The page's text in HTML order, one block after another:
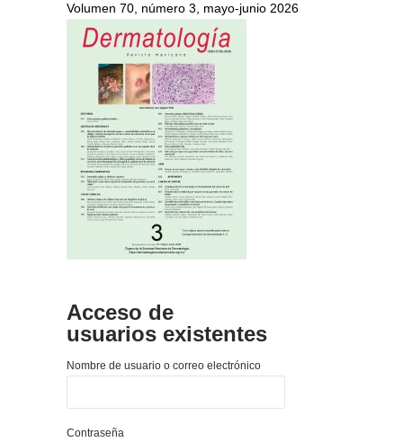
Volumen 70, número 3, mayo-junio 2026
Acceso de
usuarios existentes
Nombre de usuario o correo electrónico
Contraseña